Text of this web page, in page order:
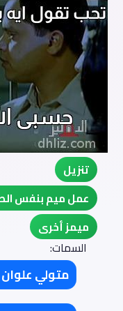
تنزيل
عمل ميم بنفس
ميمز أخرى
السمات:
متولي علوان